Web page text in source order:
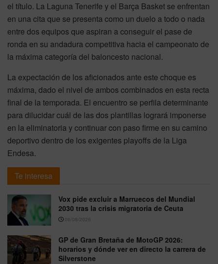
el título. La Laguna Tenerife y el Barça Basket se enfrentan
en una cita que se presenta como un duelo a todo o nada
entre dos equipos que aspiran a conseguir el pase de
ronda en su andadura competitiva hacia el campeonato de
la máxima categoría del baloncesto nacional.
La expectación de los aficionados ante este choque es
máxima, dado el nivel de ambos combinados en esta recta
final de la temporada. El encuentro se perfila determinante
para dilucidar cuál de las dos plantillas logrará imponerse
en la eliminatoria y continuar con paso firme en su camino
deportivo dentro de los exigentes playoffs de la Liga
Endesa.
Te interesa
Vox pide excluir a Marruecos del Mundial
2030 tras la crisis migratoria de Ceuta
06/08/2026
GP de Gran Bretaña de MotoGP 2026:
horarios y dónde ver en directo la carrera de
Silverstone